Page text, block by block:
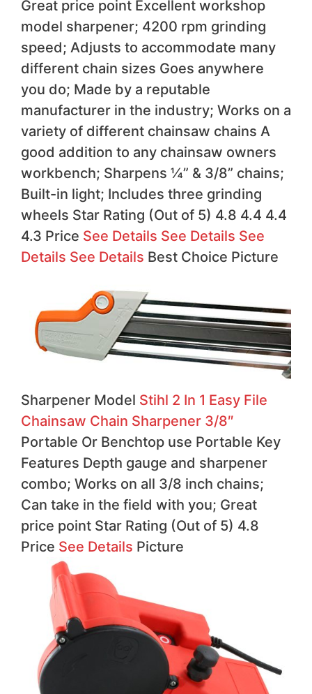
Great price point Excellent workshop
model sharpener; 4200 rpm grinding
speed; Adjusts to accommodate many
different chain sizes Goes anywhere
you do; Made by a reputable
manufacturer in the industry; Works on a
variety of different chainsaw chains A
good addition to any chainsaw owners
workbench; Sharpens ¼” & 3/8” chains;
Built-in light; Includes three grinding
wheels Star Rating (Out of 5) 4.8 4.4 4.4
4.3 Price See Details See Details See
Details See Details Best Choice Picture
Sharpener Model Stihl 2 In 1 Easy File
Chainsaw Chain Sharpener 3/8″
Portable Or Benchtop use Portable Key
Features Depth gauge and sharpener
combo; Works on all 3/8 inch chains;
Can take in the field with you; Great
price point Star Rating (Out of 5) 4.8
Price See Details Picture